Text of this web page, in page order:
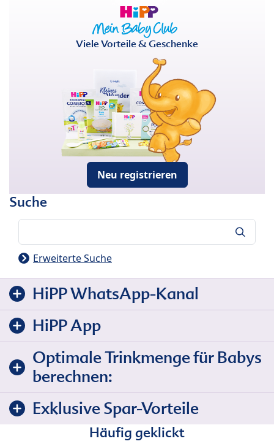
Viele Vorteile & Geschenke
Neu registrieren
Suche
Erweiterte Suche
HiPP WhatsApp-Kanal
HiPP App
Optimale Trinkmenge für Babys
berechnen:
Exklusive Spar-Vorteile
Häufig geklickt